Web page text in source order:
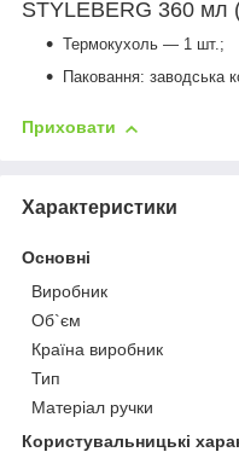
STYLEBERG 360 мл
Термокухоль — 1 шт.;
Паковання: заводська
Приховати
Характеристики
Основні
Виробник
Об`єм
Країна виробник
Тип
Матеріал ручки
Користувальницькі